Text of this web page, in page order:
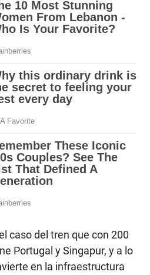
caso del tren que con 200
Portugal y Singapur, y a lo
en la infraestructura